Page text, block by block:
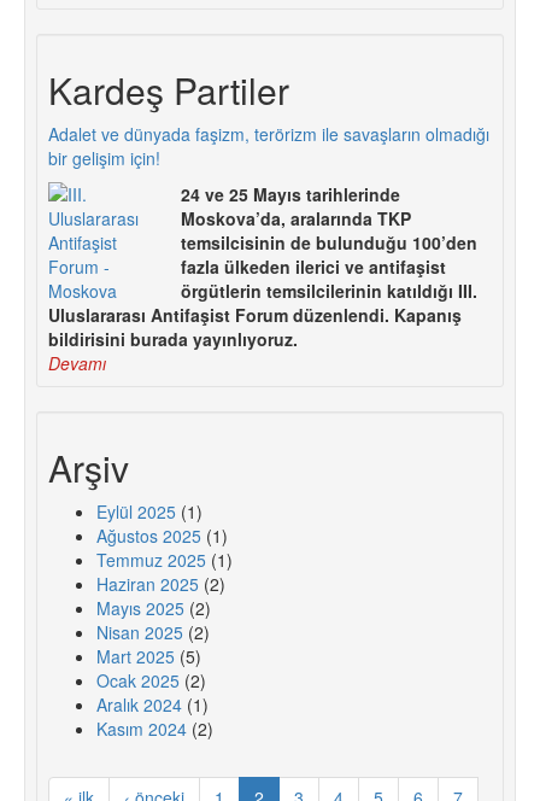
Kardeş Partiler
Adalet ve dünyada faşizm, terörizm ile savaşların olmadığı
bir gelişim için!
24 ve 25 Mayıs tarihlerinde
Moskova’da, aralarında TKP
temsilcisinin de bulunduğu 100’den
fazla ülkeden ilerici ve antifaşist
örgütlerin temsilcilerinin katıldığı III.
Uluslararası Antifaşist Forum düzenlendi. Kapanış
bildirisini burada yayınlıyoruz.
Devamı
Arşiv
Eylül 2025 (1)
Ağustos 2025 (1)
Temmuz 2025 (1)
Haziran 2025 (2)
Mayıs 2025 (2)
Nisan 2025 (2)
Mart 2025 (5)
Ocak 2025 (2)
Aralık 2024 (1)
Kasım 2024 (2)